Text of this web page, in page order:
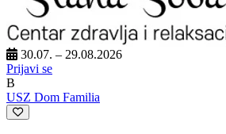
30.07. – 29.08.2026
Prijavi se
B
USZ Dom Familia